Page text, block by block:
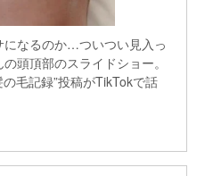
なるのか…ついつい見入っ
頭頂部のスライドショー。
毛記録”投稿がTikTokで話